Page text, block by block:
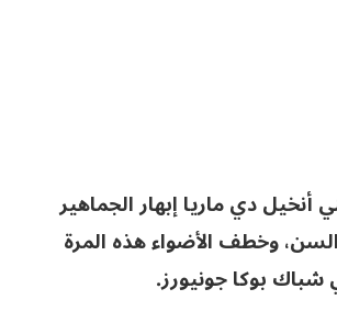
أنخيل دي ماريا إبهار الجماهير
وخطف الأضواء هذه المرة
بوكا جونيورز.